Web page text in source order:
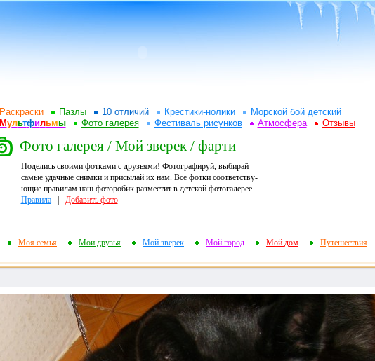
Раскраски Пазлы 10 отличий Крестики-нолики
Морской бой детский
Мультфильмы Фото галерея Фестиваль рисунков Атмосфера Отзывы
Фото галерея / Мой зверек / фарти
Поделись своими фотками с друзьями! Фотографируй, выбирай
самые удачные снимки и присылай их нам. Все фотки соответству-
ющие правилам наш фоторобик разместит в детской фотогалерее.
Правила| Добавить фото
Моя семья Мои друзья Мой зверек Мой город Мой дом Путешествия